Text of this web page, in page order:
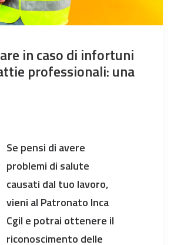
in caso di infortuni
professionali: una
Se pensi di avere
problemi di salute
causati dal tuo lavoro,
vieni al Patronato Inca
Cgil e potrai ottenere il
riconoscimento delle